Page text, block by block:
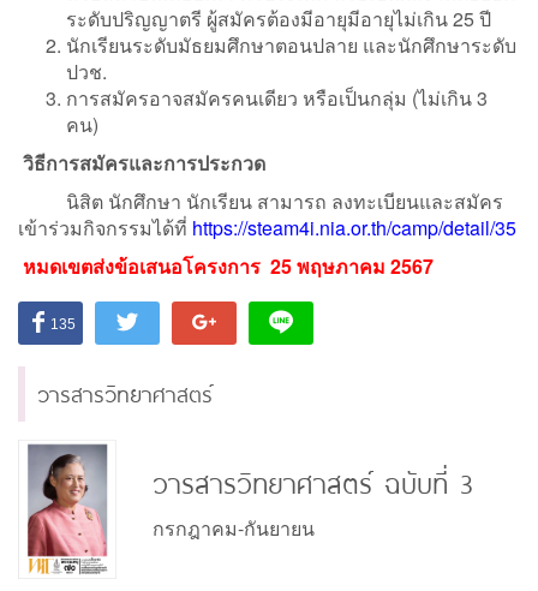
ระดับปริญญาตรี ผู้สมัครต้องมีอายุมีอายุไม่เกิน 25 ปี
นักเรียนระดับมัธยมศึกษาตอนปลาย และนักศึกษาระดับ
ปวช.
การสมัครอาจสมัครคนเดียว หรือเป็นกลุ่ม (ไม่เกิน 3
คน)
วิธีการสมัครและการประกวด
นิสิต นักศึกษา นักเรียน สามารถ ลงทะเบียนและสมัคร
เข้าร่วมกิจกรรมได้ที่ https://steam4i.nia.or.th/camp/detail/35
หมดเขตส่งข้อเสนอโครงการ 25 พฤษภาคม 2567
135
วารสารวิทยาศาสตร์
วารสารวิทยาศาสตร์ ฉบับที่ 3
กรกฎาคม-กันยายน